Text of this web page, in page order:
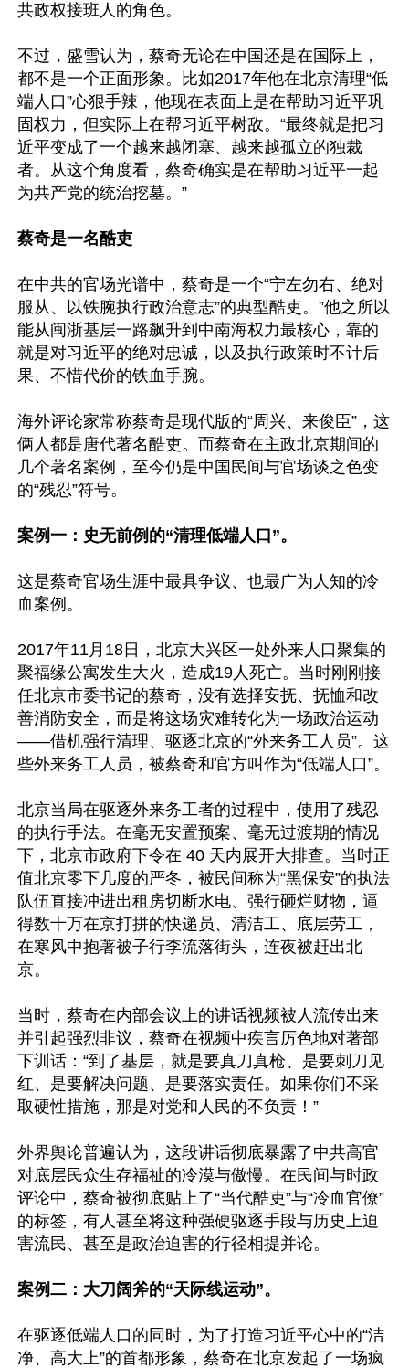
共政权接班人的角色。
不过，盛雪认为，蔡奇无论在中国还是在国际上，
都不是一个正面形象。比如2017年他在北京清理“低
端人口”心狠手辣，他现在表面上是在帮助习近平巩
固权力，但实际上在帮习近平树敌。“最终就是把习
近平变成了一个越来越闭塞、越来越孤立的独裁
者。从这个角度看，蔡奇确实是在帮助习近平一起
为共产党的统治挖墓。”
蔡奇是一名酷吏
在中共的官场光谱中，蔡奇是一个“宁左勿右、绝对
服从、以铁腕执行政治意志”的典型酷吏。”他之所以
能从闽浙基层一路飙升到中南海权力最核心，靠的
就是对习近平的绝对忠诚，以及执行政策时不计后
果、不惜代价的铁血手腕。
海外评论家常称蔡奇是现代版的“周兴、来俊臣”，这
俩人都是唐代著名酷吏。而蔡奇在主政北京期间的
几个著名案例，至今仍是中国民间与官场谈之色变
的“残忍”符号。
案例一：史无前例的“清理低端人口”。
这是蔡奇官场生涯中最具争议、也最广为人知的冷
血案例。
2017年11月18日，北京大兴区一处外来人口聚集的
聚福缘公寓发生大火，造成19人死亡。当时刚刚接
任北京市委书记的蔡奇，没有选择安抚、抚恤和改
善消防安全，而是将这场灾难转化为一场政治运动
——借机强行清理、驱逐北京的“外来务工人员”。这
些外来务工人员，被蔡奇和官方叫作为“低端人口”。
北京当局在驱逐外来务工者的过程中，使用了残忍
的执行手法。在毫无安置预案、毫无过渡期的情况
下，北京市政府下令在 40 天内展开大排查。当时正
值北京零下几度的严冬，被民间称为“黑保安”的执法
队伍直接冲进出租房切断水电、强行砸烂财物，逼
得数十万在京打拼的快递员、清洁工、底层劳工，
在寒风中抱著被子行李流落街头，连夜被赶出北
京。
当时，蔡奇在内部会议上的讲话视频被人流传出来
并引起强烈非议，蔡奇在视频中疾言厉色地对著部
下训话：“到了基层，就是要真刀真枪、是要刺刀见
红、是要解决问题、是要落实责任。如果你们不采
取硬性措施，那是对党和人民的不负责！”
外界舆论普遍认为，这段讲话彻底暴露了中共高官
对底层民众生存福祉的冷漠与傲慢。在民间与时政
评论中，蔡奇被彻底贴上了“当代酷吏”与“冷血官僚”
的标签，有人甚至将这种强硬驱逐手段与历史上迫
害流民、甚至是政治迫害的行径相提并论。
案例二：大刀阔斧的“天际线运动”。
在驱逐低端人口的同时，为了打造习近平心中的“洁
净、高大上”的首都形象，蔡奇在北京发起了一场疯